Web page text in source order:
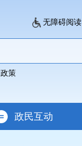
无障碍阅读
政策
政民互动